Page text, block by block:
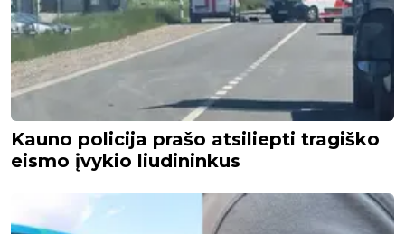
Kauno policija prašo atsiliepti tragiško
eismo įvykio liudininkus